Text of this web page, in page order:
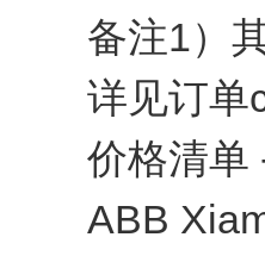
备注1）
详见订单
价格清单
ABB